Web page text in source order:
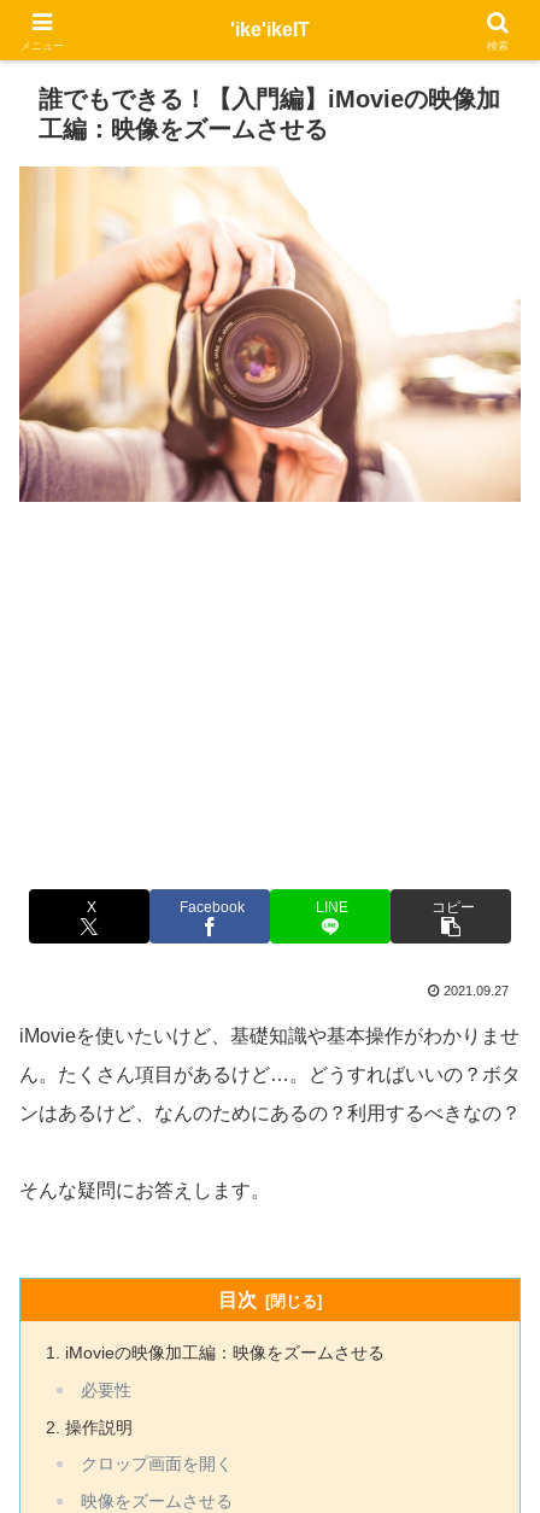
誰でもできる！【入門編】iMovieの映像加
工編：映像をズームさせる
X Facebook LINE コピー
2021.09.27
iMovieを使いたいけど、基礎知識や基本操作がわかりませ
ん。たくさん項目があるけど…。どうすればいいの？ボタ
ンはあるけど、なんのためにあるの？利用するべきなの？
そんな疑問にお答えします。
目次
iMovieの映像加工編：映像をズームさせる
必要性
操作説明
クロップ画面を開く
映像をズームさせる
メニュー
'ike'ikeIT
検索